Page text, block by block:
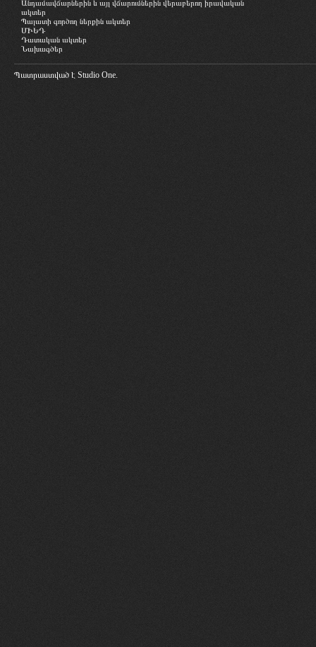
Անդամավճարներին և այլ վճարումներին վերաբերող իրավական
ակտեր
Պալատի գործող ներքին ակտեր
ՄԻԵԴ
Դատական ակտեր
Նախագծեր
Պատրաստված է Studio One.